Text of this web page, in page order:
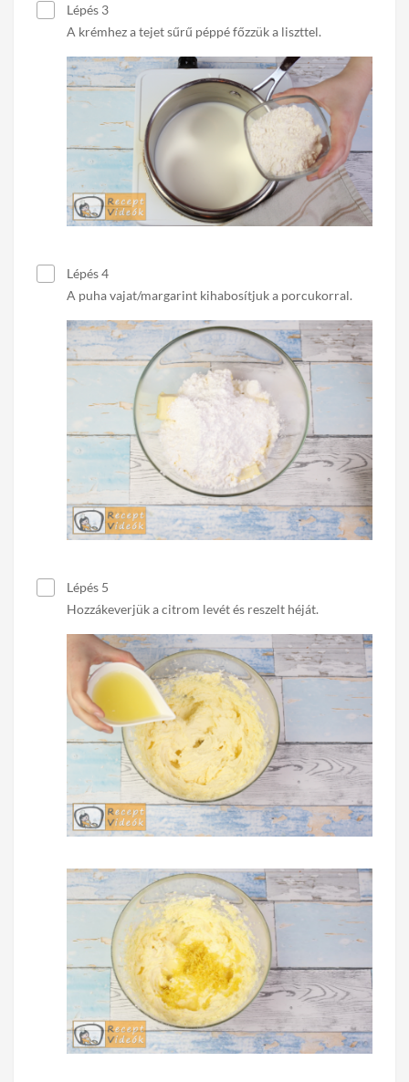
Lépés 3
A krémhez a tejet sűrű péppé főzzük a liszttel.
Lépés 4
A puha vajat/margarint kihabosítjuk a porcukorral.
Lépés 5
Hozzákeverjük a citrom levét és reszelt héját.